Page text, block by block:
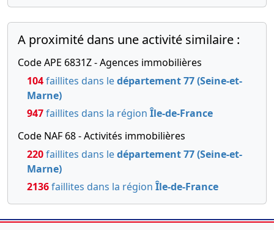
A proximité dans une activité similaire :
Code APE 6831Z - Agences immobilières
104faillites dans ledépartement 77 (Seine-et-
Marne)
947faillites dans la région Île-de-France
Code NAF 68 - Activités immobilières
220faillites dans ledépartement 77 (Seine-et-
Marne)
2136faillites dans la région Île-de-France